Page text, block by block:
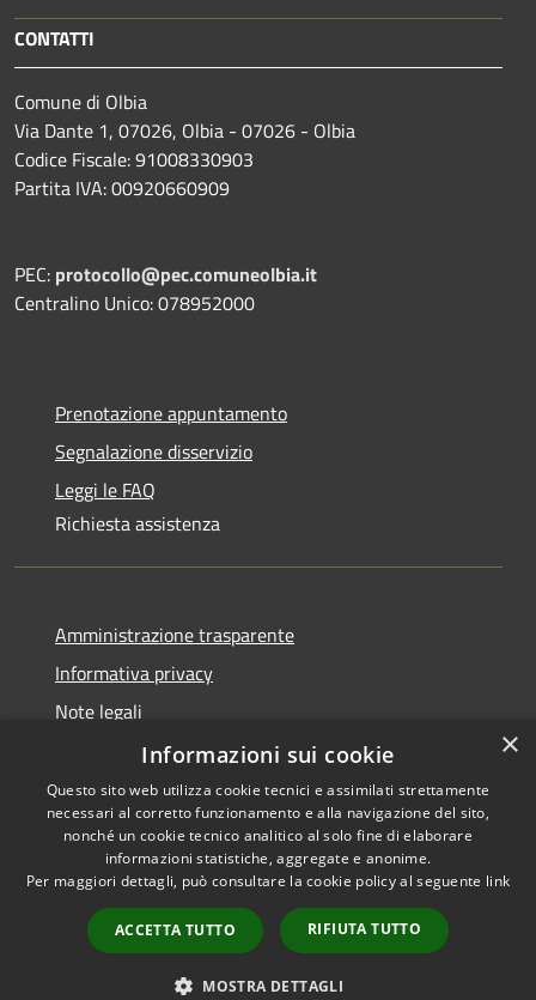
CONTATTI
Comune di Olbia
Via Dante 1, 07026, Olbia - 07026 - Olbia
Codice Fiscale: 91008330903
Partita IVA: 00920660909
PEC: protocollo@pec.comuneolbia.it
Centralino Unico: 078952000
Prenotazione appuntamento
Segnalazione disservizio
Leggi le FAQ
Richiesta assistenza
Amministrazione trasparente
Informativa privacy
Note legali
Dichiarazione di accessibilità
RSS
Accessibilità
Copyright © 2026 • Comune di
Municipium•
Accesso
redazione
×
Informazioni sui cookie
Questo sito web utilizza cookie tecnici e assimilati strettamente
necessari al corretto funzionamento e alla navigazione del sito,
nonché un cookie tecnico analitico al solo fine di elaborare
informazioni statistiche, aggregate e anonime.
Per maggiori dettagli, può consultare la cookie policy al seguente link
ACCETTA TUTTO RIFIUTA TUTTO
MOSTRA DETTAGLI